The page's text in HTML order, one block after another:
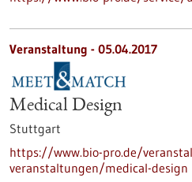
Veranstaltung - 05.04.2017
Medical Design
Stuttgart
https://www.bio-pro.de/
veranstaltungen/medical-design